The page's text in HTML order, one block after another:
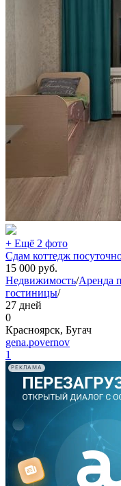
+ Ещё 2 фото
Сдам коттедж
15 000 руб.
Недвижимость/Аренда
гостиницы/
27 дней
0
Красноярск, Бугач
gena.povernov
1
РЕКЛАМА